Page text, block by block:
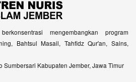
mengembangkan program
Bahtsul Masail, Tahfidz Qur'an, Sains,
Sumbersari Kabupaten Jember, Jawa Timur